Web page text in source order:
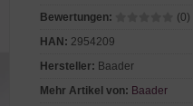
Bewertungen:
(0)
HAN: 2954209
Hersteller: Baader
Mehr Artikel von: Baader